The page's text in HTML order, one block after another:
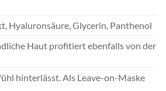
Hyaluronsäure, Glycerin, Panthenol
Haut profitiert ebenfalls von der
hinterlässt. Als Leave-on-Maske